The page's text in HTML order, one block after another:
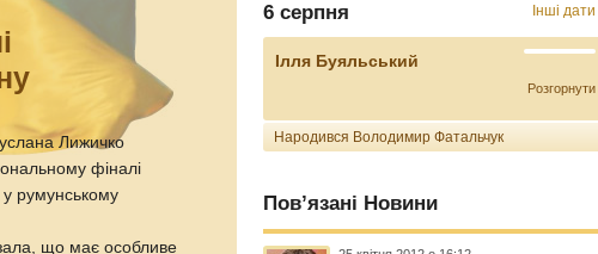
Лижичко
фіналі
румунському
що має особливе
6 серпня Інші дати
Ілля Буяльський
Розгорнути
Народився Володимир Фатальчук
Пов’язані Новини